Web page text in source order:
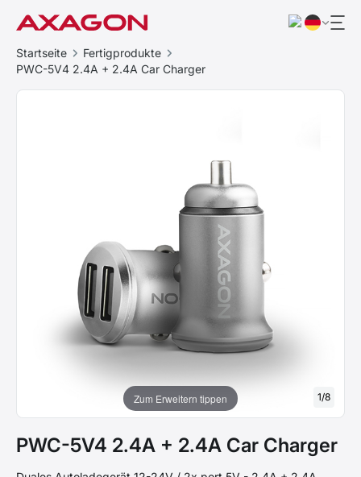
Startseite
Fertigprodukte
PWC-5V4 2.4A + 2.4A Car Charger
Zum Erweitern tippen 1/8
PWC-5V4 2.4A + 2.4A Car Charger